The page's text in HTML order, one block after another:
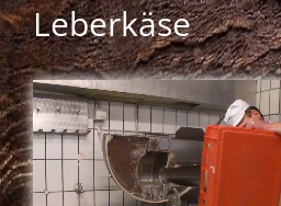
Leberkäse